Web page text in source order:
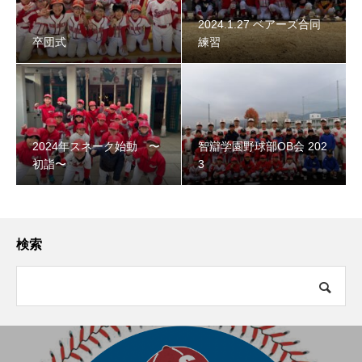
卒団式
2024.1.27 ベアーズ合同
練習
2024年スネーク始動 〜
初詣〜
智辯学園野球部OB会 202
3
検索